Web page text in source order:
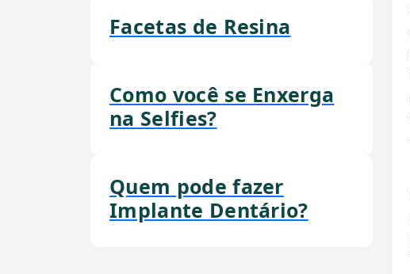
Facetas de Resina
Como você se Enxerga
na Selfies?
Quem pode fazer
Implante Dentário?